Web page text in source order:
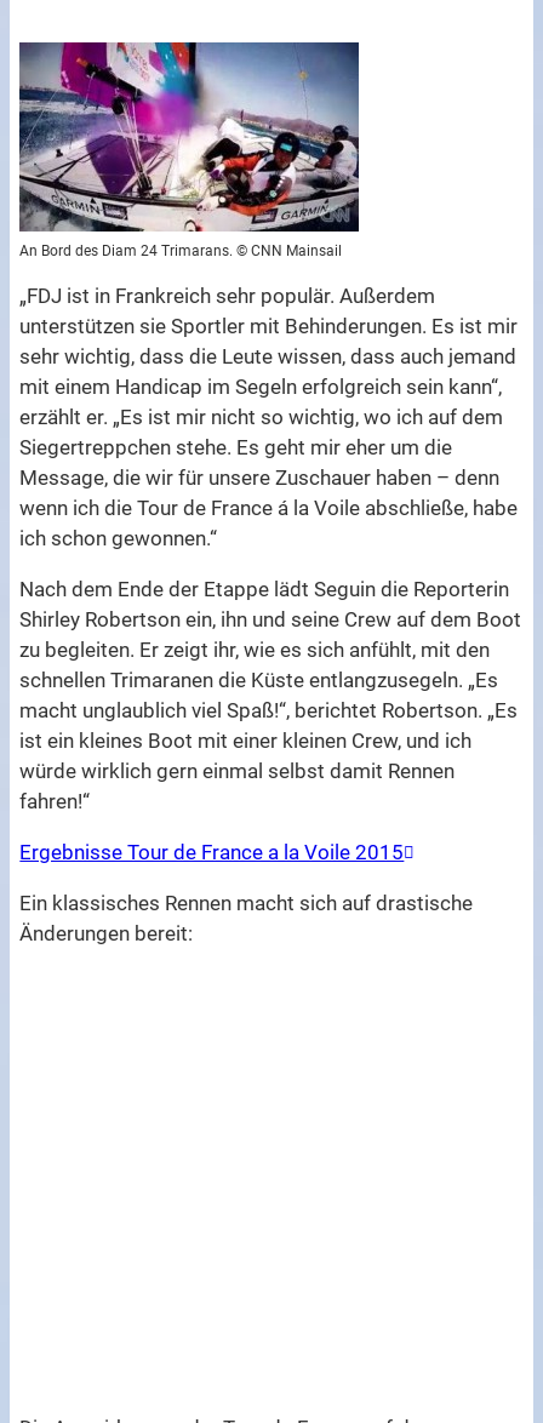
An Bord des Diam 24 Trimarans. © CNN Mainsail
„FDJ ist in Frankreich sehr populär. Außerdem
unterstützen sie Sportler mit Behinderungen. Es ist mir
sehr wichtig, dass die Leute wissen, dass auch jemand
mit einem Handicap im Segeln erfolgreich sein kann“,
erzählt er. „Es ist mir nicht so wichtig, wo ich auf dem
Siegertreppchen stehe. Es geht mir eher um die
Message, die wir für unsere Zuschauer haben – denn
wenn ich die Tour de France á la Voile abschließe, habe
ich schon gewonnen.“
Nach dem Ende der Etappe lädt Seguin die Reporterin
Shirley Robertson ein, ihn und seine Crew auf dem Boot
zu begleiten. Er zeigt ihr, wie es sich anfühlt, mit den
schnellen Trimaranen die Küste entlangzusegeln. „Es
macht unglaublich viel Spaß!“, berichtet Robertson. „Es
ist ein kleines Boot mit einer kleinen Crew, und ich
würde wirklich gern einmal selbst damit Rennen
fahren!“
Ergebnisse Tour de France a la Voile 2015
Ein klassisches Rennen macht sich auf drastische
Änderungen bereit: